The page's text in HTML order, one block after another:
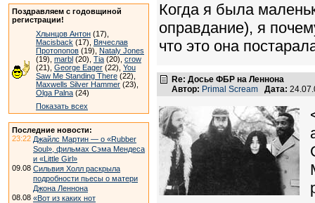
Поздравляем с годовщиной
регистрации!
Хлынцов Антон (17),
Macisback (17), Вячеслав
Протопопов (19), Nataly Jones
(19), marbl (20), Tia (20), crow
(21), George Eager (22), You
Saw Me Standing There (22),
Maxwells Silver Hammer (23),
Olga Palna (24)
Показать всех
Последние новости:
23:22 Джайлс Мартин — о «Rubber
Soul», фильмах Сэма Мендеса
и «Little Girl»
09.08 Сильвия Холл раскрыла
подробности пьесы о матери
Джона Леннона
08.08 «Вот из каких нот
Когда я была
оправдание), я
что это она
Re: Досье ФБР на Леннона
Автор: Primal Scream Дата: